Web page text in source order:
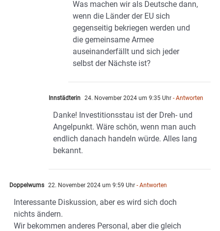
Was machen wir als Deutsche dann,
wenn die Länder der EU sich
gegenseitig bekriegen werden und
die gemeinsame Armee
auseinanderfällt und sich jeder
selbst der Nächste ist?
Innstädterin 24. November 2024 um 9:35 Uhr - Antworten
Danke! Investitionsstau ist der Dreh- und
Angelpunkt. Wäre schön, wenn man auch
endlich danach handeln würde. Alles lang
bekannt.
Doppelwums 22. November 2024 um 9:59 Uhr - Antworten
Interessante Diskussion, aber es wird sich doch
nichts ändern.
Wir bekommen anderes Personal, aber die gleich